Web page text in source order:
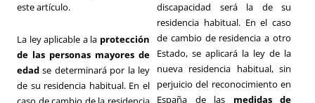
este artículo.
La ley aplicable a la protección
de las personas mayores de
edad se determinará por la ley
de su residencia habitual. En el
discapacidad será la de su
residencia habitual. En el caso
de cambio de residencia a otro
Estado, se aplicará la ley de la
nueva residencia habitual, sin
perjuicio del reconocimiento en
España de las medidas de